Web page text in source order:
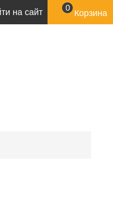
на сайт 0
Корзина